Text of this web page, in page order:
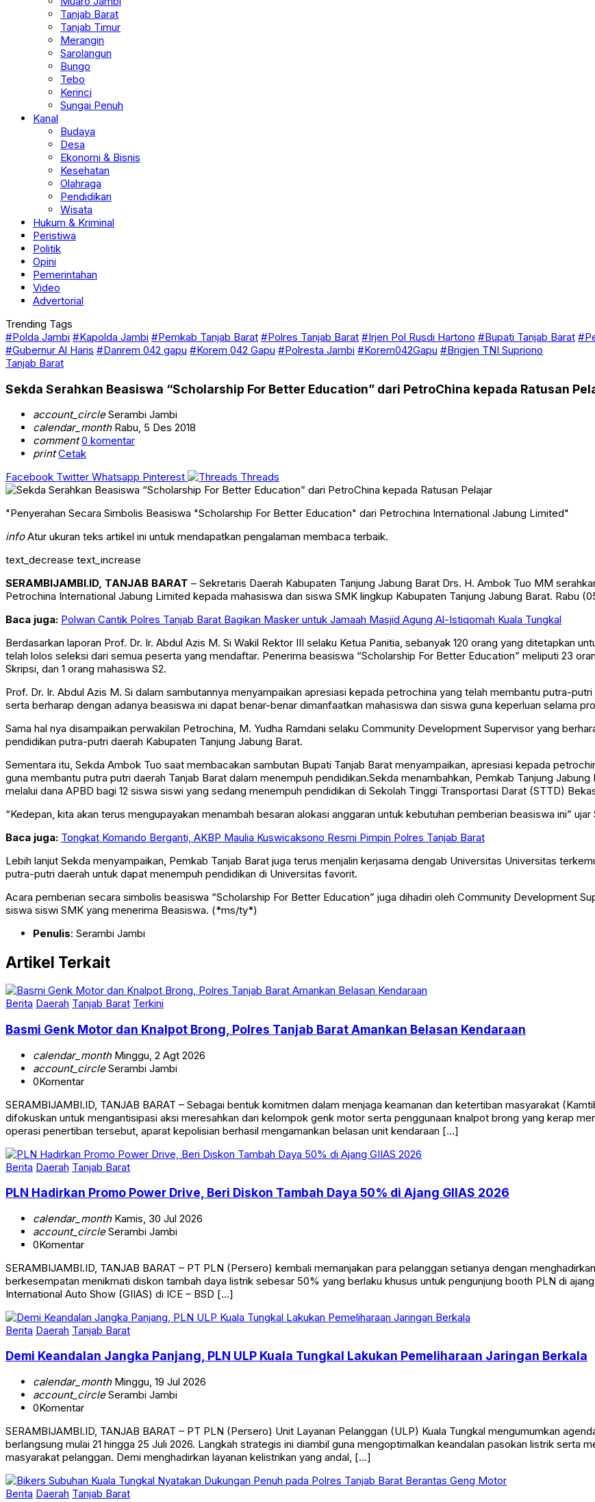
Tanjab Barat
Tanjab Timur
Merangin
Sarolangun
Bungo
Tebo
Kerinci
Sungai Penuh
Kanal
Budaya
Desa
Ekonomi & Bisnis
Kesehatan
Olahraga
Pendidikan
Wisata
Hukum & Kriminal
Peristiwa
Politik
Opini
Pemerintahan
Video
Advertorial
Trending Tags
#Polda Jambi #Kapolda Jambi #Pemkab Tanjab Barat #Polres Tanjab Barat #Irjen Pol Rusdi Hartono #Bupati Tanjab Barat
#Gubernur Al Haris #Danrem 042 gapu #Korem 042 Gapu #Polresta Jambi #Korem042Gapu #Brigjen TNI Supriono
Tanjab Barat
Sekda Serahkan Beasiswa “Scholarship For Better Education” dari PetroChina kepada Ratusan
account_circleSerambi Jambi
calendar_monthRabu, 5 Des 2018
comment 0 komentar
print Cetak
Facebook Twitter Whatsapp Pinterest Threads
"Penyerahan Secara Simbolis Beasiswa "Scholarship For Better Education" dari Petrochina International Jabung Limited"
infoAtur ukuran teks artikel ini untuk mendapatkan pengalaman membaca terbaik.
text_decrease text_increase
SERAMBIJAMBI.ID, TANJAB BARAT – Sekretaris Daerah Kabupaten Tanjung Jabung Barat Drs. H. Ambok Tuo MM
Petrochina International Jabung Limited kepada mahasiswa dan siswa SMK lingkup Kabupaten Tanjung Jabung Barat. Rabu
Baca juga: Polwan Cantik Polres Tanjab Barat Bagikan Masker untuk Jamaah Masjid Agung Al-Istiqomah Kuala Tungkal
Berdasarkan laporan Prof. Dr. Ir. Abdul Azis M. Si Wakil Rektor III selaku Ketua Panitia, sebanyak 120 orang yang ditetapkan
telah lolos seleksi dari semua peserta yang mendaftar. Penerima beasiswa “Scholarship For Better Education” meliputi 23
Skripsi, dan 1 orang mahasiswa S2.
Prof. Dr. Ir. Abdul Azis M. Si dalam sambutannya menyampaikan apresiasi kepada petrochina yang telah membantu putra-
serta berharap dengan adanya beasiswa ini dapat benar-benar dimanfaatkan mahasiswa dan siswa guna keperluan selama
Sama hal nya disampaikan perwakilan Petrochina, M. Yudha Ramdani selaku Community Development Supervisor yang
pendidikan putra-putri daerah Kabupaten Tanjung Jabung Barat.
Sementara itu, Sekda Ambok Tuo saat membacakan sambutan Bupati Tanjab Barat menyampaikan, apresiasi kepada
guna membantu putra putri daerah Tanjab Barat dalam menempuh pendidikan.Sekda menambahkan, Pemkab Tanjung
melalui dana APBD bagi 12 siswa siswi yang sedang menempuh pendidikan di Sekolah Tinggi Transportasi Darat (STTD)
“Kedepan, kita akan terus mengupayakan menambah besaran alokasi anggaran untuk kebutuhan pemberian beasiswa ini” ujar
Baca juga: Tongkat Komando Berganti, AKBP Maulia Kuswicaksono Resmi Pimpin Polres Tanjab Barat
Lebih lanjut Sekda menyampaikan, Pemkab Tanjab Barat juga terus menjalin kerjasama dengab Universitas Universitas
putra-putri daerah untuk dapat menempuh pendidikan di Universitas favorit.
Acara pemberian secara simbolis beasiswa “Scholarship For Better Education” juga dihadiri oleh Community Development
siswa siswi SMK yang menerima Beasiswa. (*ms/ty*)
Penulis: Serambi Jambi
Artikel Terkait
Berita Daerah Tanjab Barat Terkini
Basmi Genk Motor dan Knalpot Brong, Polres Tanjab Barat Amankan Belasan Kendaraan
calendar_monthMinggu, 2 Agt 2026
account_circleSerambi Jambi
0Komentar
SERAMBIJAMBI.ID, TANJAB BARAT – Sebagai bentuk komitmen dalam menjaga keamanan dan ketertiban masyarakat
difokuskan untuk mengantisipasi aksi meresahkan dari kelompok genk motor serta penggunaan knalpot brong yang kerap
operasi penertiban tersebut, aparat kepolisian berhasil mengamankan belasan unit kendaraan […]
Berita Daerah Tanjab Barat
PLN Hadirkan Promo Power Drive, Beri Diskon Tambah Daya 50% di Ajang GIIAS 2026
calendar_monthKamis, 30 Jul 2026
account_circleSerambi Jambi
0Komentar
SERAMBIJAMBI.ID, TANJAB BARAT – PT PLN (Persero) kembali memanjakan para pelanggan setianya dengan
berkesempatan menikmati diskon tambah daya listrik sebesar 50% yang berlaku khusus untuk pengunjung booth PLN di
International Auto Show (GIIAS) di ICE – BSD […]
Berita Daerah Tanjab Barat
Demi Keandalan Jangka Panjang, PLN ULP Kuala Tungkal Lakukan Pemeliharaan Jaringan Berkala
calendar_monthMinggu, 19 Jul 2026
account_circleSerambi Jambi
0Komentar
SERAMBIJAMBI.ID, TANJAB BARAT – PT PLN (Persero) Unit Layanan Pelanggan (ULP) Kuala Tungkal mengumumkan
berlangsung mulai 21 hingga 25 Juli 2026. Langkah strategis ini diambil guna mengoptimalkan keandalan pasokan listrik serta
masyarakat pelanggan. Demi menghadirkan layanan kelistrikan yang andal, […]
Berita Daerah Tanjab Barat